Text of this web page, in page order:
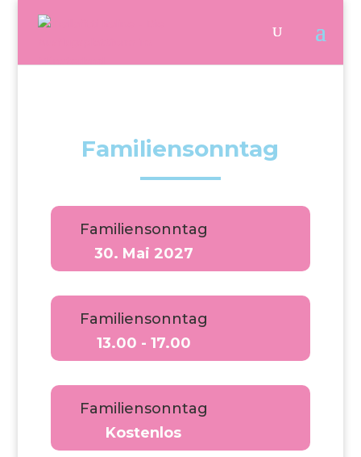
Familiensonntag
Familiensonntag
30. Mai 2027
Familiensonntag
13.00 - 17.00
Familiensonntag
Kostenlos